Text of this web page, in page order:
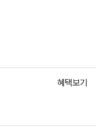
혜택보기